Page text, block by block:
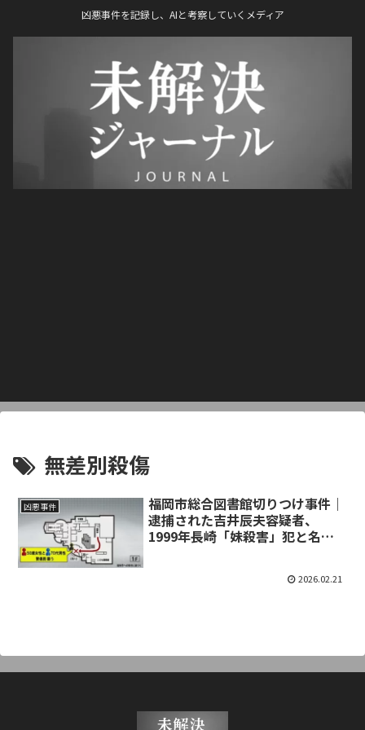
凶悪事件を記録し、AIと考察していくメディア
無差別殺傷
凶悪事件
福岡市総合図書館切りつけ事件｜
逮捕された吉井辰夫容疑者、
1999年長崎「妹殺害」犯と名
2026.02.21